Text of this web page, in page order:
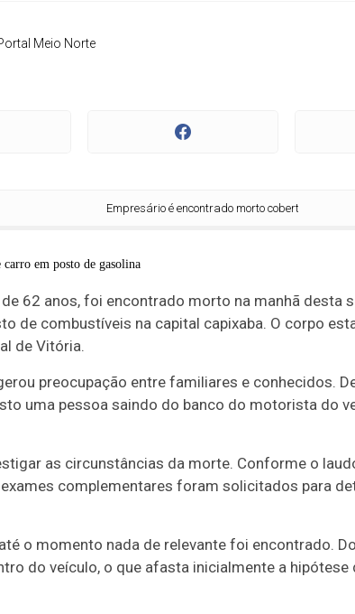
Meio Norte
Empresário é encontrado morto coberto com lençol
62 anos, foi encontrado morto na manhã desta
de combustíveis na capital capixaba. O corpo
de Vitória.
preocupação entre familiares e conhecidos.
uma pessoa saindo do banco do motorista do
as circunstâncias da morte. Conforme o
complementares foram solicitados para
o momento nada de relevante foi encontrado.
do veículo, o que afasta inicialmente a hipótese